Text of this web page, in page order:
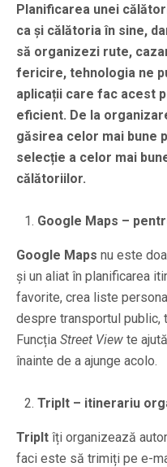
Planificarea unei
ca și călătoria în sine,
să organizezi rute,
fericire, tehnologia ne
aplicații care fac acest
eficient. De la
găsirea celor mai bune
selecție a celor mai
călătoriilor.
Google Maps –
Google Maps nu este
și un aliat în planificarea
favorite, crea liste
despre transportul public,
Funcția Street View te
înainte de a ajunge acolo.
TripIt – itinerariu
TripIt îți organizează
faci este să trimiți pe e-